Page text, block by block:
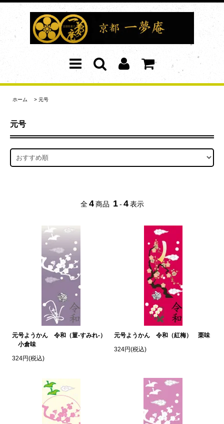
ホーム > 元号
元号
全 4 商品 1 - 4 表示
元号ようかん 令和（菫-すみれ-）
小倉味
324円(税込)
元号ようかん 令和（紅梅） 栗味
324円(税込)